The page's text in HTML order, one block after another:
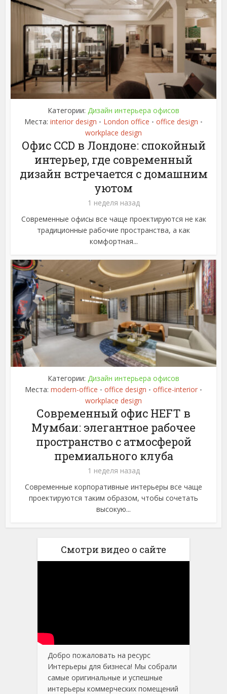
Категории: Дизайн интерьера офисов
Места: interior design • London office • office design •
workplace design
Офис CCD в Лондоне: спокойный
интерьер, где современный
дизайн встречается с домашним
уютом
1 неделя назад
Современные офисы все чаще проектируются не как
традиционные рабочие пространства, а как
комфортная...
Категории: Дизайн интерьера офисов
Места: modern-office • office design • office-interior •
workplace design
Современный офис HEFT в
Мумбаи: элегантное рабочее
пространство с атмосферой
премиального клуба
1 неделя назад
Современные корпоративные интерьеры все чаще
проектируются таким образом, чтобы сочетать
высокую...
Смотри видео о сайте
Добро пожаловать на ресурс
Интерьеры для бизнеса! Мы собрали
самые оригинальные и успешные
интерьеры коммерческих помещений